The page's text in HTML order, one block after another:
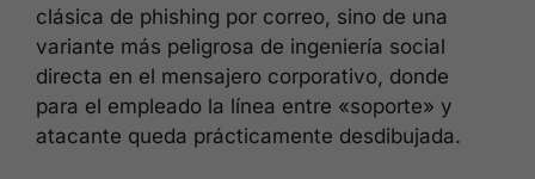
clásica de phishing por correo, sino de una
variante más peligrosa de ingeniería social
directa en el mensajero corporativo, donde
para el empleado la línea entre «soporte» y
atacante queda prácticamente desdibujada.